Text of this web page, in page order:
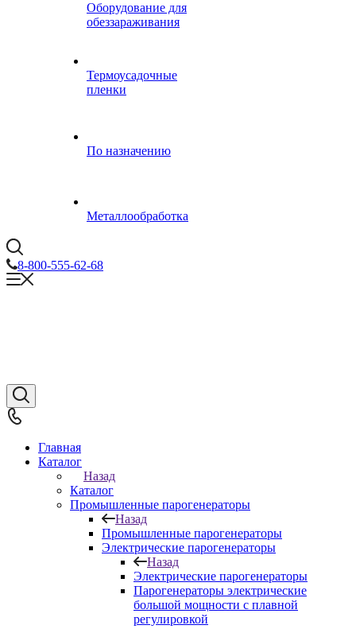
Оборудование для
обеззараживания
Термоусадочные
пленки
По назначению
Металлообработка
8-800-555-62-68
Главная
Каталог
Назад
Каталог
Промышленные парогенераторы
Назад
Промышленные парогенераторы
Электрические парогенераторы
Назад
Электрические парогенераторы
Парогенераторы электрические
большой мощности с плавной
регулировкой